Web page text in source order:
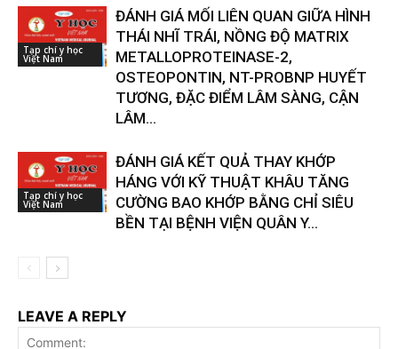
Tạp chí y học
Việt Nam
ĐÁNH GIÁ MỐI LIÊN QUAN GIỮA HÌNH
THÁI NHĨ TRÁI, NỒNG ĐỘ MATRIX
METALLOPROTEINASE-2,
OSTEOPONTIN, NT-PROBNP HUYẾT
TƯƠNG, ĐẶC ĐIỂM LÂM SÀNG, CẬN
LÂM...
Tạp chí y học
Việt Nam
ĐÁNH GIÁ KẾT QUẢ THAY KHỚP
HÁNG VỚI KỸ THUẬT KHÂU TĂNG
CƯỜNG BAO KHỚP BẰNG CHỈ SIÊU
BỀN TẠI BỆNH VIỆN QUÂN Y...
LEAVE A REPLY